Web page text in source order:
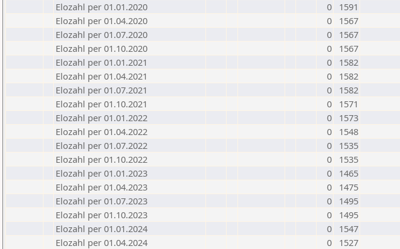
Elozahl per 01.01.2020
0
1591
Elozahl per 01.04.2020
0
1567
Elozahl per 01.07.2020
0
1567
Elozahl per 01.10.2020
0
1567
Elozahl per 01.01.2021
0
1582
Elozahl per 01.04.2021
0
1582
Elozahl per 01.07.2021
0
1582
Elozahl per 01.10.2021
0
1571
Elozahl per 01.01.2022
0
1573
Elozahl per 01.04.2022
0
1548
Elozahl per 01.07.2022
0
1535
Elozahl per 01.10.2022
0
1535
Elozahl per 01.01.2023
0
1465
Elozahl per 01.04.2023
0
1475
Elozahl per 01.07.2023
0
1495
Elozahl per 01.10.2023
0
1495
Elozahl per 01.01.2024
0
1547
Elozahl per 01.04.2024
0
1527